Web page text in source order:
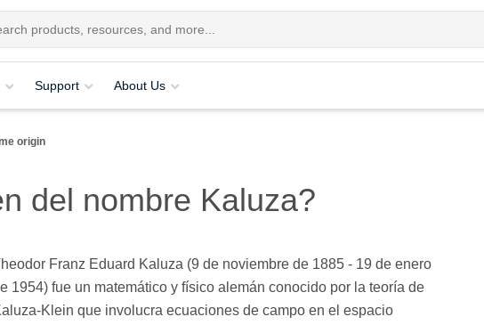
Support About Us
origin
del nombre Kaluza?
Franz Eduard Kaluza (9 de noviembre de 1885 - 19 de enero
1954) fue un matemático y físico alemán conocido por la teoría de
Klein que involucra ecuaciones de campo en el espacio